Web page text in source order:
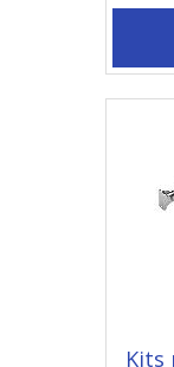
Kits